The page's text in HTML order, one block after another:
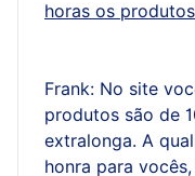
horas os
Frank: No site
produtos são de
extralonga. A
honra para